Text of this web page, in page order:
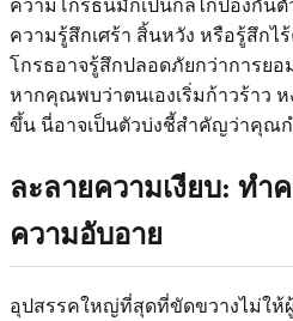
ความโกรธนี้มักเป็นกลไกป้องกัน
ความรู้สึกเศร้า สิ้นหวัง หรือรู้สึกไ
โกรธอาจรู้สึกปลอดภัยกว่าการยอ
หากคุณพบว่าตนเองเริ่มก้าวร้าว
ขึ้น นี่อาจเป็นตัวบ่งชี้สำคัญว่าคุณ
ละลายความเงียบ: ทำ
ความอับอาย
อุปสรรคใหญ่ที่สุดที่ขัดขวางไม่ให้